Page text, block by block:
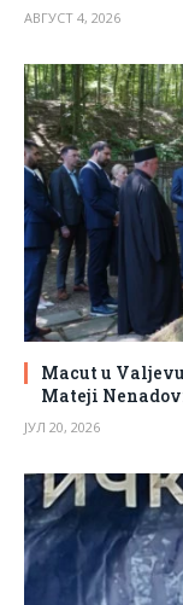
АВГУСТ 4, 2026
Macut u
Mateji
ЈУЛ 20, 2026